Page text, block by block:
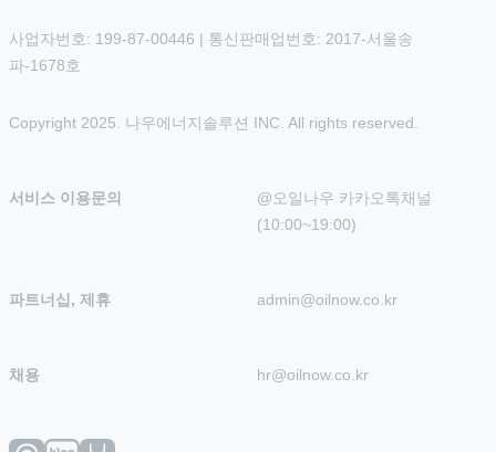
사업자번호: 199-87-00446 | 통신판매업번호: 2017-서울송
파-1678호
Copyright 2025. 나우에너지솔루션 INC. All rights reserved.
서비스 이용문의
@오일나우 카카오톡채널
(10:00~19:00)
파트너십, 제휴 admin@oilnow.co.kr
채용 hr@oilnow.co.kr